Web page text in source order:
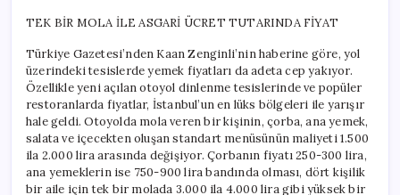
TEK BİR MOLA İLE ASGARİ ÜCRET TUTARINDA FİYAT
Türkiye Gazetesi’nden Kaan Zenginli’nin haberine göre, yol
üzerindeki tesislerde yemek fiyatları da adeta cep yakıyor.
Özellikle yeni açılan otoyol dinlenme tesislerinde ve popüler
restoranlarda fiyatlar, İstanbul’un en lüks bölgeleri ile yarışır
hale geldi. Otoyolda mola veren bir kişinin, çorba, ana yemek,
salata ve içecekten oluşan standart menüsünün maliyeti 1.500
ila 2.000 lira arasında değişiyor. Çorbanın fiyatı 250-300 lira,
ana yemeklerin ise 750-900 lira bandında olması, dört kişilik
bir aile için tek bir molada 3.000 ila 4.000 lira gibi yüksek bir